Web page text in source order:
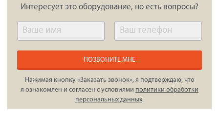
Интересует это оборудование, но есть вопросы?
ПОЗВОНИТЕ МНЕ
Нажимая кнопку «Заказать звонок», я подтверждаю, что
я ознакомлен и согласен с условиями политики обработки
персональных данных.